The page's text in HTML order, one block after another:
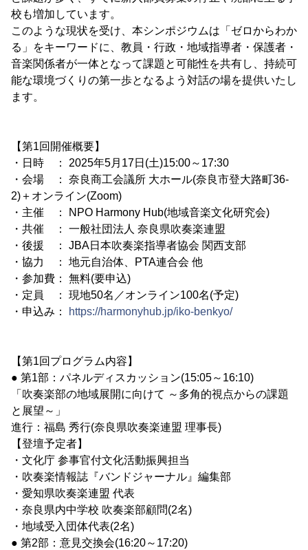
校も増加しています。
このような現状を受け、本シンポジウムは「ゼロからわか
る」をキーワードに、教員・行政・地域指導者・保護者・
音楽関係者が一体となって課題と可能性を共有し、持続可
能な環境づくりの第一歩となるよう対話の場を提供いたし
ます。
【第1回開催概要】
・日時 ： 2025年5月17日(土)15:00～17:30
・会場 ： 奈良商工会議所 大ホール(奈良市登大路町36-
2)＋オンライン(Zoom)
・主催 ： NPO Harmony Hub(地域音楽文化研究会)
・共催 ： 一般社団法人 奈良県吹奏楽連盟
・後援 ： JBA日本吹奏楽指導者協会 関西支部
・協力 ： 地元自治体、PTA連合会 他
・参加費： 無料(要申込)
・定員 ： 現地50名／オンライン100名(予定)
・申込み：
https://harmonyhub.jp/iko-benkyo/
【第1回プログラム内容】
● 第1部：パネルディスカッション(15:05～16:10)
「吹奏楽部の地域展開に向けて ～多角的視点からの課題
と展望～」
進行：福島 秀行(奈良県吹奏楽連盟 理事長)
【登壇予定者】
・文化庁 参事官付文化活動振興担当
・吹奏楽情報誌『バンドジャーナル』編集部
・愛知県吹奏楽連盟 代表
・奈良県内中学校 吹奏楽部顧問(2名)
・地域受入団体代表(2名)
● 第2部：意見交換会(16:20～17:20)